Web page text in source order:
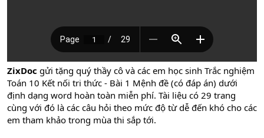
ZixDoc gửi tặng quý thầy cô và các em học sinh Trắc nghiệm
Toán 10 Kết nối tri thức - Bài 1 Mệnh đề (có đáp án) dưới
định dạng word hoàn toàn miễn phí. Tài liệu có 29 trang
cùng với đó là các câu hỏi theo mức độ từ dễ đến khó cho các
em tham khảo trong mùa thi sắp tới.